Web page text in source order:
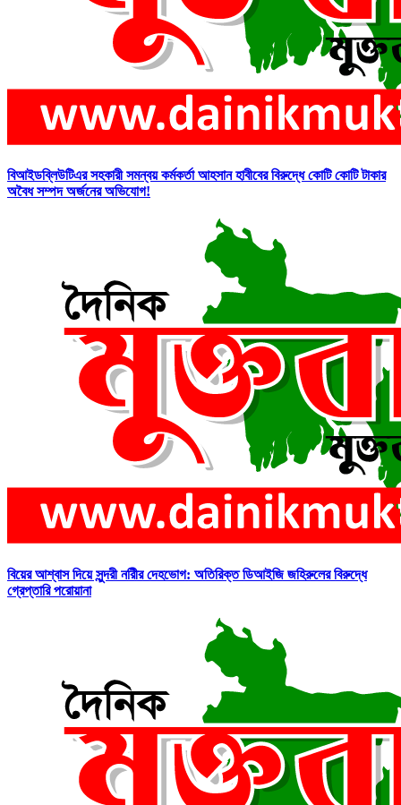
বিআইডব্লিউটিএর সহকারী সমন্বয় কর্মকর্তা আহসান হাবীবের বিরুদ্ধে কোটি কোটি টাকার
অবৈধ সম্পদ অর্জনের অভিযোগ!
বিয়ের আশ্বাস দিয়ে সুন্দরী নরিীর দেহভোগ: অতিরিক্ত ডিআইজি জহিরুলের বিরুদ্ধে
গ্রেপ্তারি পরোয়ানা